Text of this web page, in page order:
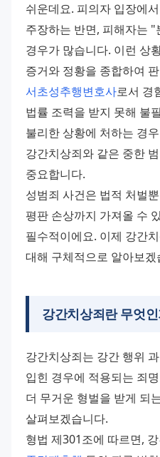
쉬운데요. 피의자 입장에
주장하는 반면, 피해자는
경우가 많습니다. 이런 상
증거와 정황을 종합하여
서초성추행변호사로서 경
법률 조력을 받지 못해 불
불리한 상황에 처하는 경
강간치상죄와 같은 중한
중요합니다.
성범죄 사건은 법적 처벌
평판 손상까지 가져올 수
필수적이에요. 이제 강간
대해 구체적으로 알아보겠
강간치상죄란 무엇
강간치상죄는 강간 행위
입힌 경우에 적용되는 죄
더 무거운 형벌을 받게 되
살펴보겠습니다.
형법 제301조에 따르면,